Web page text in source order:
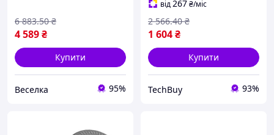
4 589₴
6 883.50 ₴
Купити
Веселка 95%
від267₴/міс
1 604₴
2 566.40 ₴
Купити
TechBuy 93%